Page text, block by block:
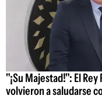
"¡Su Majestad!": El
volvieron a saludarse